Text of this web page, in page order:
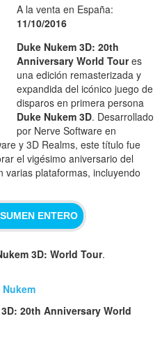
A la venta en España:
11/10/2016
Duke Nukem 3D: 20th
Anniversary World Toures
una edición remasterizada y
expandida del icónico juego de
disparos en primera persona
Duke Nukem 3D. Desarrollado
por Nerve Software en
y 3D Realms, este título fue
el vigésimo aniversario del
varias plataformas, incluyendo
ENTERO
3D: World Tour.
20th Anniversary World